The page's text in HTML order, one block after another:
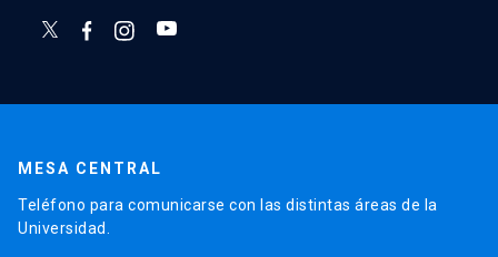
MESA CENTRAL
Teléfono para comunicarse con las distintas áreas de la
Universidad.